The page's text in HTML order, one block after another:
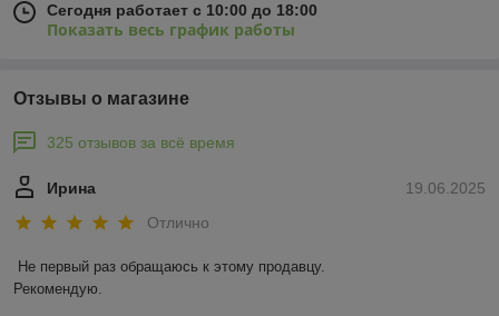
Сегодня работает с 10:00 до 18:00
Показать весь график работы
Отзывы о магазине
325 отзывов за всё время
19.06.2025
Ирина
Отлично
Не первый раз обращаюсь к этому продавцу.
Рекомендую.